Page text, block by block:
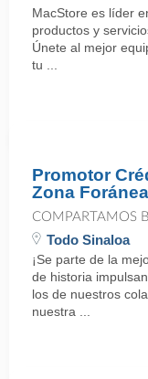
MacStore es líder
productos y
Únete al mejor
tu ...
Promotor
Zona Foránea
COMPARTAMOS
Todo Sinaloa
¡Se parte de la
de historia
los de nuestros
nuestra ...